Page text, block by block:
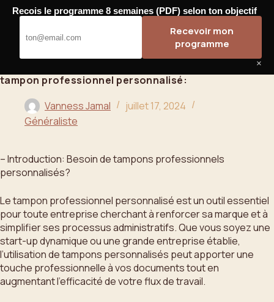
Passer
contenu
Bahoo
tampon professionnel personnalisé:
Vanness Jamal
juillet 17, 2024
Généraliste
– Introduction: Besoin de tampons professionnels
personnalisés?
Le tampon professionnel personnalisé est un outil essentiel
pour toute entreprise cherchant à renforcer sa marque et à
simplifier ses processus administratifs. Que vous soyez une
start-up dynamique ou une grande entreprise établie,
l’utilisation de tampons personnalisés peut apporter une
touche professionnelle à vos documents tout en
augmentant l’efficacité de votre flux de travail.
Recois le programme 8 semaines (PDF) selon ton objectif
Recevoir mon
programme
×